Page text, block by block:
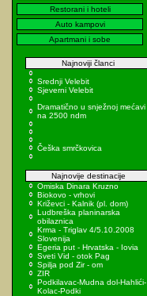
Restorani i hoteli
Auto kampovi
Apartmani i sobe
Najnoviji članci
Srednji Velebit
Sjeverni Velebit
Dramatično u snježnoj mećavi
na 2500 ndm
Češka smrčkovica
Najnovije destinacije
Omiska Dinara Kruzno
Biokovo - vrhovi
Križevci - Kalnik (pl. dom)
Ludbreška planinarska
obilaznica
Krma - Triglav 4/5.10.2008
Slovenija
Egeria put - Hrvatska - Iovia
Sveti Vid - otok Pag
Spilja pod Zir - om
ZIR
Podkilavac-Mudna dol-Hahlići-
Kolac-Podki